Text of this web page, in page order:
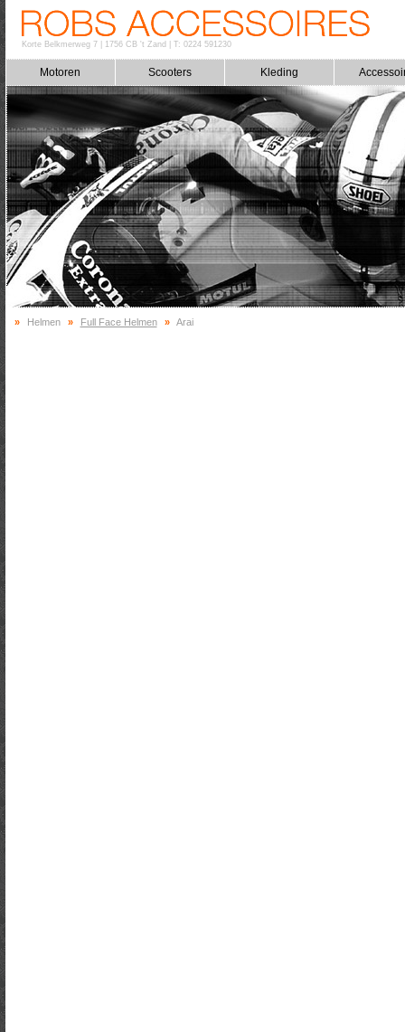
Korte Belkmerweg 7| 1756 CB 't Zand T: 0224 591230
Motoren Scooters Kleding
» Helmen » Full Face Helmen » Arai